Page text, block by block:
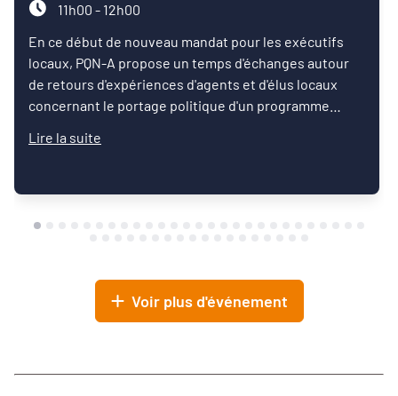
11h00 - 12h00
En ce début de nouveau mandat pour les exécutifs
locaux, PQN-A propose un temps d'échanges autour
de retours d'expériences d'agents et d'élus locaux
concernant le portage politique d'un programme
Lire la suite
Voir plus d'événement